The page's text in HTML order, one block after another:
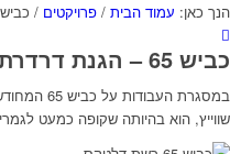
הנך כאן: עמוד הבית / פרויקטים / כביש 65 – הגנת דרדרת ברשת פלדה דלטקס שווייץ...
כביש 65 – הגנת דרדרת ברשת פלדה דלטקס שווייץ
שווייץ, הוא בהיותה שקופה כמעט